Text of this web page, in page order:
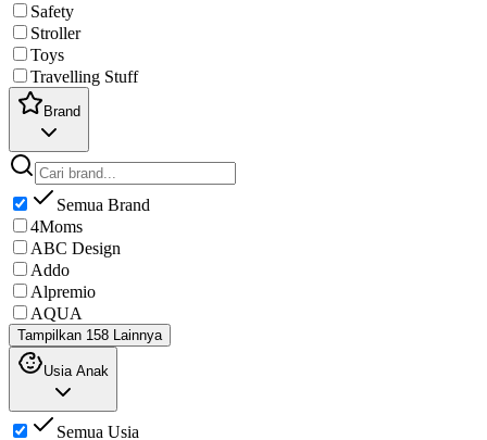
Safety
Stroller
Toys
Travelling Stuff
Brand
Semua Brand
4Moms
ABC Design
Addo
Alpremio
AQUA
Tampilkan 158 Lainnya
Usia Anak
Semua Usia